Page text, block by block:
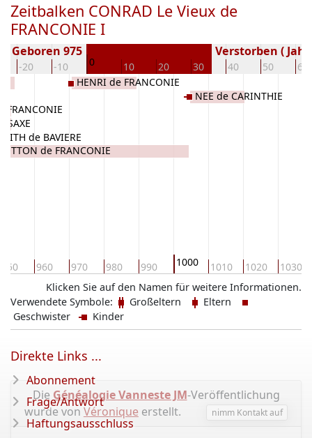
Zeitbalken CONRAD Le Vieux de
FRANCONIE I
-20 -10 0 10 20 30 40 50 60
Geboren 975 Verstorben (
950 960 970 980 990 1000 1010 1020 1030
FRANCONIE
SAXE
de BAVIERE
OTTON de FRANCONIE
HENRI de FRANCONIE
NEE de CARINTHIE
Klicken Sie auf den Namen für weitere Informationen.
Verwendete Symbole:
Großeltern
Eltern
Geschwister
Kinder
Die Généalogie Vanneste JM-Veröffentlichung
wurde von Véronique erstellt. nimm Kontakt auf
Direkte Links ...
Abonnement
Frage/Antwort
Haftungsausschluss